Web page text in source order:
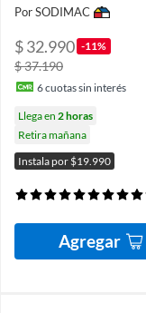
Por SODIMAC
$ 32.990 -11%
$ 37.190
6cuotas sin interés
Llega en 2 horas
Retira mañana
Instala por $19.990
Agregar